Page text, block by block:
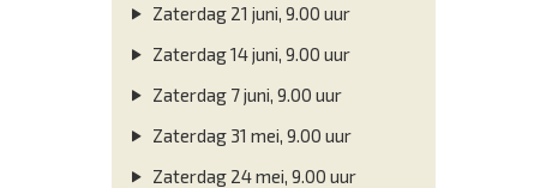
Zaterdag 21 juni, 9.00 uur
Zaterdag 14 juni, 9.00 uur
Zaterdag 7 juni, 9.00 uur
Zaterdag 31 mei, 9.00 uur
Zaterdag 24 mei, 9.00 uur